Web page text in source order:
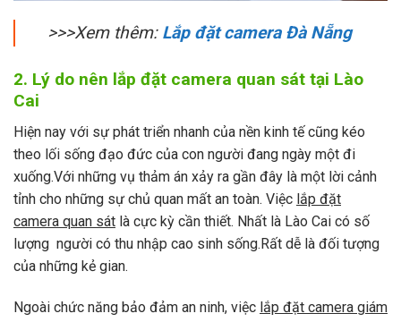
>>>Xem thêm: Lắp đặt camera Đà Nẵng
2. Lý do nên lắp đặt camera quan sát tại Lào
Cai
Hiện nay với sự phát triển nhanh của nền kinh tế cũng kéo
theo lối sống đạo đức của con người đang ngày một đi
xuống.Với những vụ thảm án xảy ra gần đây là một lời cảnh
tỉnh cho những sự chủ quan mất an toàn. Việc lắp đặt
camera quan sát là cực kỳ cần thiết. Nhất là Lào Cai có số
lượng người có thu nhập cao sinh sống.Rất dễ là đối tượng
của những kẻ gian.
Ngoài chức năng bảo đảm an ninh, việc lắp đặt camera giám